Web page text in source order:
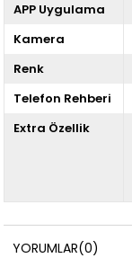
APP Uygulama
Kamera
Renk
Telefon Rehberi
Extra Özellik
YORUMLAR(0)